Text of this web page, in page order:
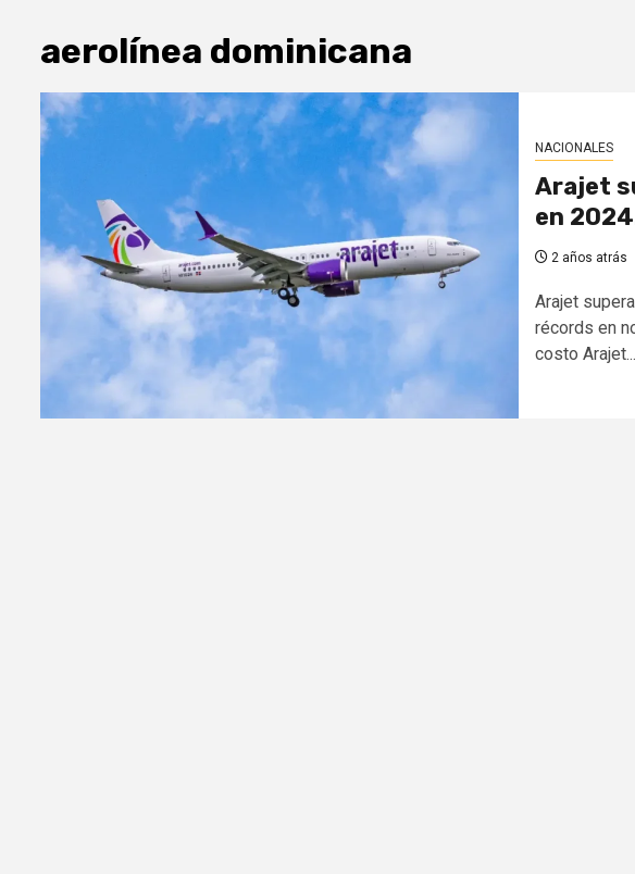
aerolínea dominicana
NACIONALES
Arajet
en
2 años atrás
Arajet
récords en
costo Arajet...